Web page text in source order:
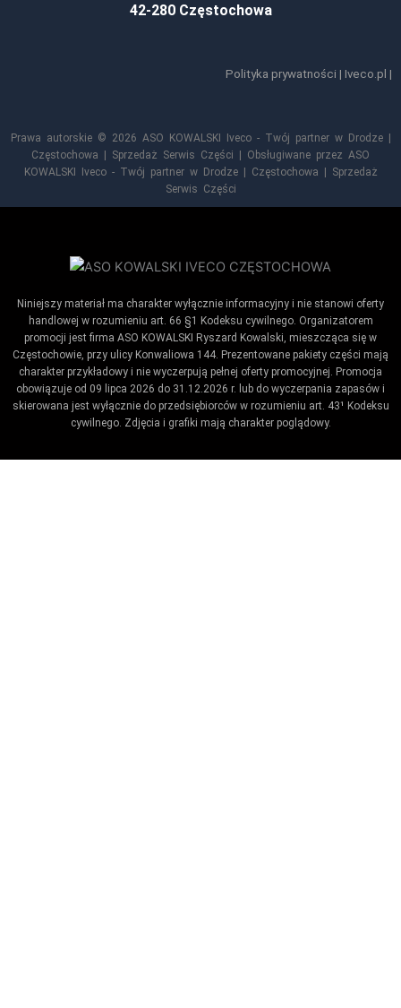
42-280 Częstochowa
Polityka prywatności | Iveco.pl |
Prawa autorskie © 2026 ASO KOWALSKI Iveco - Twój partner w Drodze |
Częstochowa | Sprzedaż Serwis Części | Obsługiwane przez ASO
KOWALSKI Iveco - Twój partner w Drodze | Częstochowa | Sprzedaż
Serwis Części
Niniejszy materiał ma charakter wyłącznie informacyjny i nie stanowi oferty
handlowej w rozumieniu art. 66 §1 Kodeksu cywilnego. Organizatorem
promocji jest firma ASO KOWALSKI Ryszard Kowalski, mieszcząca się w
Częstochowie, przy ulicy Konwaliowa 144. Prezentowane pakiety części mają
charakter przykładowy i nie wyczerpują pełnej oferty promocyjnej. Promocja
obowiązuje od 09 lipca 2026 do 31.12.2026 r. lub do wyczerpania zapasów i
skierowana jest wyłącznie do przedsiębiorców w rozumieniu art. 43¹ Kodeksu
cywilnego. Zdjęcia i grafiki mają charakter poglądowy.